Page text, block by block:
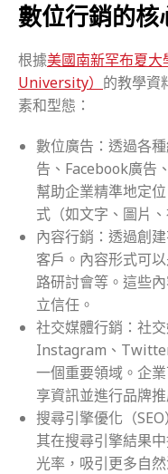
數位行銷的核
根據美國南新罕布夏
University） 的教學資
素和型態：
數位廣告：透過各
告、Facebook廣告
幫助企業精準地定
式（如文字、圖片
內容行銷：透過創
客戶。內容形式可
路研討會等。這些
立信任。
社交媒體行銷：社
Instagram、
一個重要領域。企
享資訊並進行品牌推
搜尋引擎優化（
其在搜尋引擎結果
光率，吸引更多自